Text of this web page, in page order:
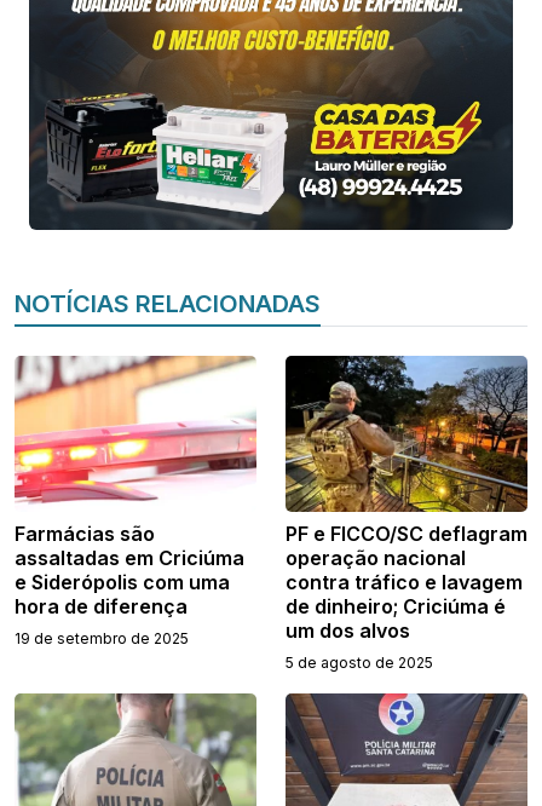
NOTÍCIAS RELACIONADAS
Farmácias são
assaltadas em Criciúma
e Siderópolis com uma
hora de diferença
19 de setembro de 2025
PF e FICCO/SC deflagram
operação nacional
contra tráfico e lavagem
de dinheiro; Criciúma é
um dos alvos
5 de agosto de 2025